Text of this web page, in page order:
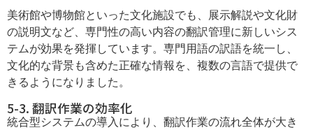
美術館や博物館といった文化施設でも、展示解説や文化財
の説明文など、専門性の高い内容の翻訳管理に新しいシス
テムが効果を発揮しています。専門用語の訳語を統一し、
文化的な背景も含めた正確な情報を、複数の言語で提供で
きるようになりました。
5-3. 翻訳作業の効率化
統合型システムの導入により、翻訳作業の流れ全体が大き